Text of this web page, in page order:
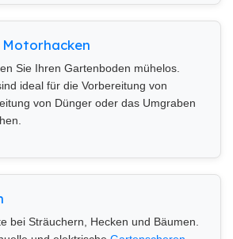
Sie Ihren Gartenboden mühelos.
ideal für die Vorbereitung von
von Dünger oder das Umgraben
bei Sträuchern, Hecken und Bäumen.